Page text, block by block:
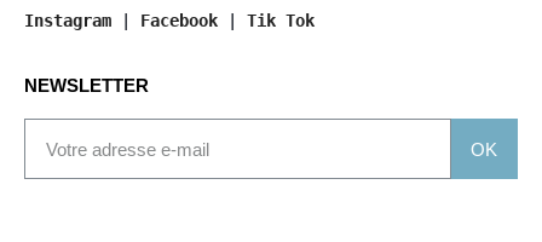
Instagram Facebook Tik Tok
NEWSLETTER
OK